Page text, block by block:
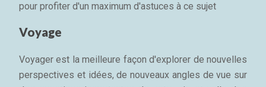
pour profiter d'un maximum d'astuces à ce sujet
Voyage
Voyager est la meilleure façon d'explorer de nouvelles
perspectives et idées, de nouveaux angles de vue sur